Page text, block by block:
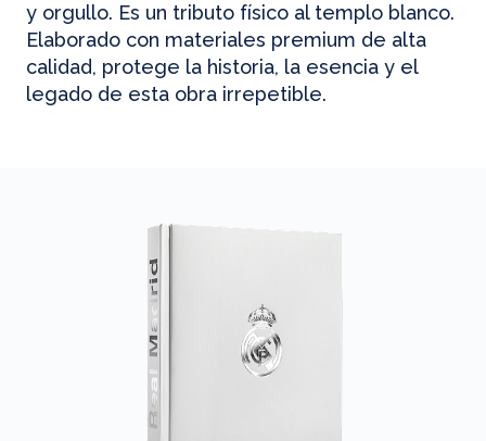
y orgullo. Es un tributo físico al templo blanco.
Elaborado con materiales premium de alta
calidad, protege la historia, la esencia y el
legado de esta obra irrepetible.